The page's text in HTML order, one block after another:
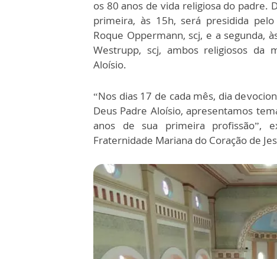
os 80 anos de vida religiosa do padre.
primeira, às 15h, será presidida
Roque Oppermann, scj, e a segunda,
Westrupp, scj, ambos religiosos da
Aloísio.
“Nos dias 17 de cada mês, dia
Deus Padre Aloísio, apresentamos
anos de sua primeira profissão”,
Fraternidade Mariana do Coração de